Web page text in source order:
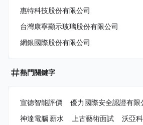
惠特科技股份有限公司
台灣康寧顯示玻璃股份有限公司
網銀國際股份有限公司
熱門關鍵字
宣德智能評價
優力國際安全認證有限
神達電腦 薪水
上古藝術面試 沃亞